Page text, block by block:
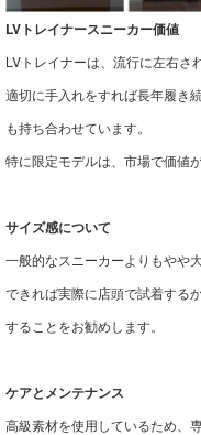
LVトレイナースニーカー価値
LVトレイナーは、流行に左右さ
適切に手入れをすれば長年履き
も持ち合わせています。
特に限定モデルは、市場で価値
サイズ感について
一般的なスニーカーよりもやや
できれば実際に店頭で試着する
することをお勧めします。
ケアとメンテナンス
高級素材を使用しているため、